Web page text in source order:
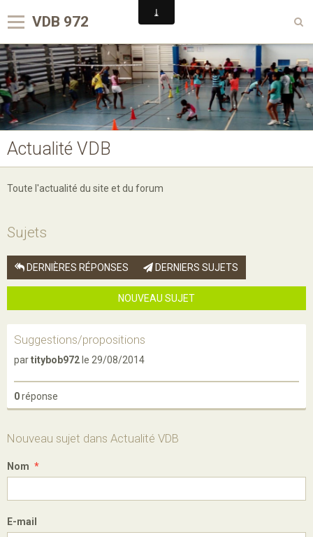
VDB 972
Accueil
Club VDB en pratique
Compétitions
Activités du VDB
Dans les médias
Contact
Nous rejoindre sur Facebook
Actualité VDB
Toute l'actualité du site et du forum
Sujets
DERNIÈRES RÉPONSES DERNIERS SUJETS
NOUVEAU SUJET
Suggestions/propositions
partitybob972 le 29/08/2014
0réponse
Nouveau sujet dans Actualité VDB
Nom
E-mail